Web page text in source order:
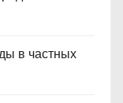
в частных